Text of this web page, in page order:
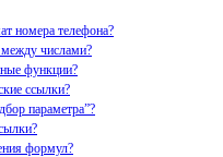
номера телефона?
между числами?
функции?
ссылки?
параметра”?
формул?